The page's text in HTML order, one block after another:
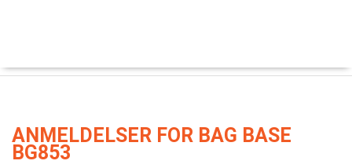
ANMELDELSER FOR BAG BASE
BG853